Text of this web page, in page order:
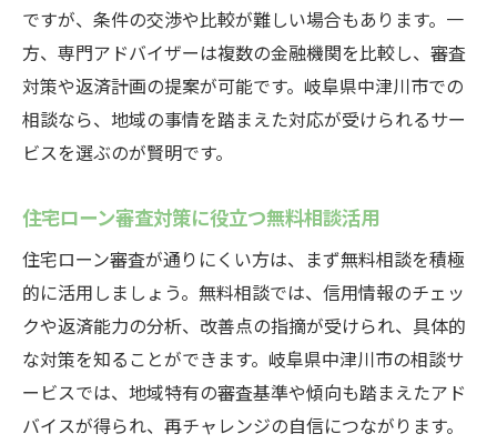
ですが、条件の交渉や比較が難しい場合もあります。一
方、専門アドバイザーは複数の金融機関を比較し、審査
対策や返済計画の提案が可能です。岐阜県中津川市での
相談なら、地域の事情を踏まえた対応が受けられるサー
ビスを選ぶのが賢明です。
住宅ローン審査対策に役立つ無料相談活用
住宅ローン審査が通りにくい方は、まず無料相談を積極
的に活用しましょう。無料相談では、信用情報のチェッ
クや返済能力の分析、改善点の指摘が受けられ、具体的
な対策を知ることができます。岐阜県中津川市の相談サ
ービスでは、地域特有の審査基準や傾向も踏まえたアド
バイスが得られ、再チャレンジの自信につながります。